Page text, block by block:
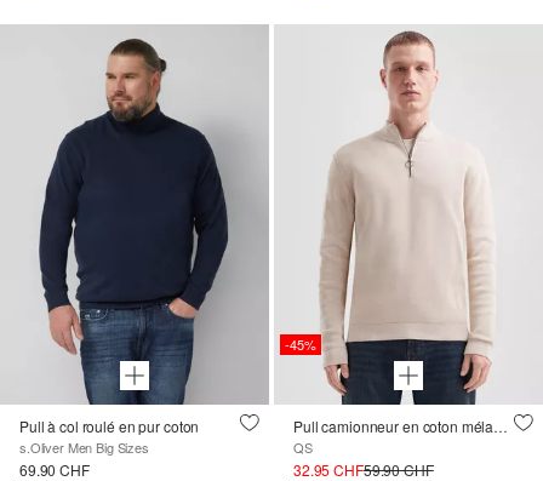
Pull à col roulé en pur coton
s.Oliver Men Big Sizes
69.90 CHF
-45%
Pull camionneur en coton mélangé finement côtelé
QS
32.95 CHF59.90 CHF